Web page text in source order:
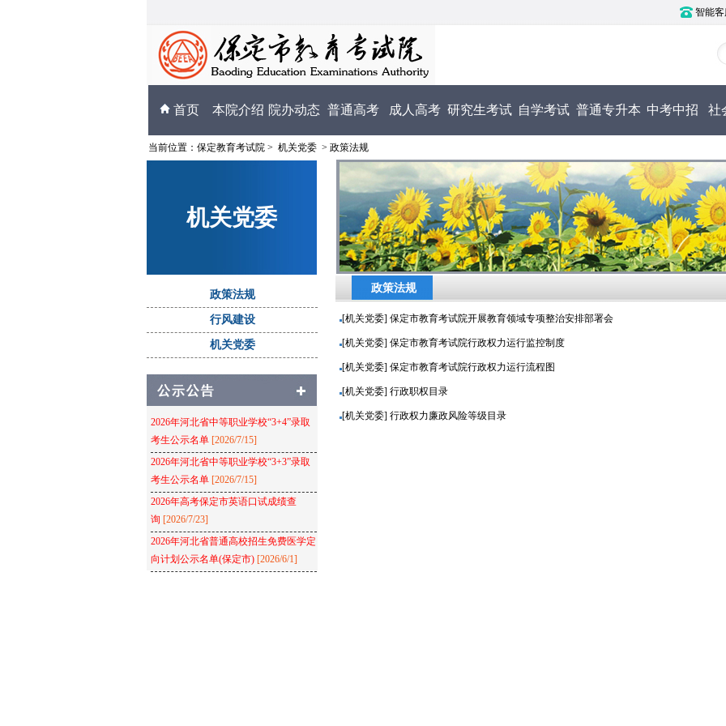
智能客
首页 本院介绍 院办动态 普通高考 成人高考 研究生考试 自学考试 普通专升本 中考中招 社
当前位置： 保定教育考试院 > 机关党委 > 政策法规
机关党委
政策法规
行风建设
机关党委
2026年河北省中等职业学校“3+4”录取
考生公示名单 [2026/7/15]
2026年河北省中等职业学校“3+3”录取
考生公示名单 [2026/7/15]
2026年高考保定市英语口试成绩查
询 [2026/7/23]
2026年河北省普通高校招生免费医学定
向计划公示名单(保定市) [2026/6/1]
政策法规
[机关党委] 保定市教育考试院开展教育领域专项整治安排部署会
[机关党委] 保定市教育考试院行政权力运行监控制度
[机关党委] 保定市教育考试院行政权力运行流程图
[机关党委] 行政职权目录
[机关党委] 行政权力廉政风险等级目录